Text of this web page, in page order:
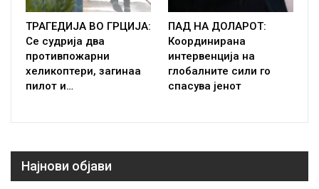
ТРАГЕДИЈА ВО ГРЦИЈА:
Се судрија два
противпожарни
хеликоптери, загинаа
пилот и…
ПАД НА ДОЛАРОТ:
Координирана
интервенција на
глобалните сили го
спасува јенот
Најнови објави